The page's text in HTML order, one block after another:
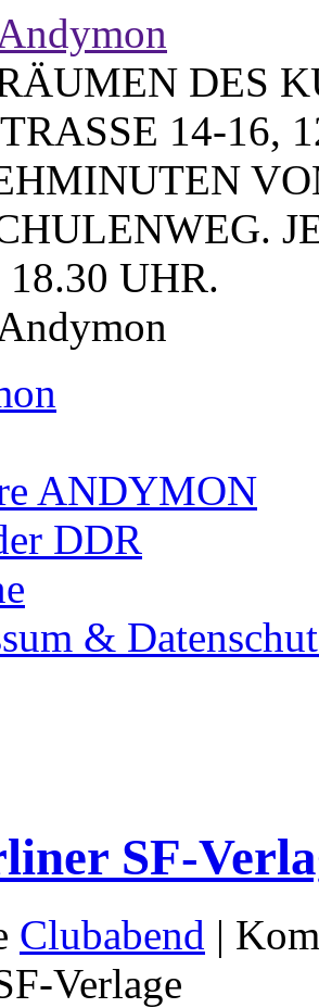
DES
14-16,
UHR.
ANDYMON
DDR
&
SF-
Clubabend |
Verlage